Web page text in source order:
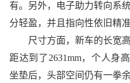
有。另外，电子助力转向系
分轻盈，并且指向性依旧精
尺寸方面，新车的长宽
距达到了2631mm，个人身
坐垫后，头部空间仍有一拳